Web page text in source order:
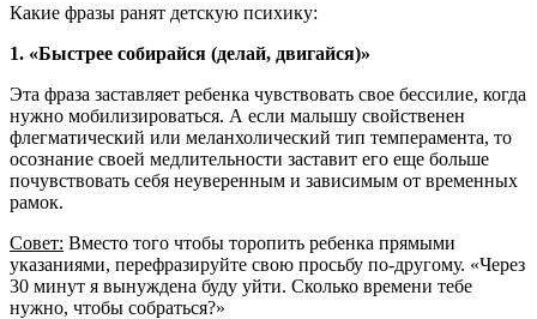
Какие фразы ранят детскую психику:
1. «Быстрее собирайся (делай, двигайся)»
Эта фраза заставляет ребенка чувствовать свое бессилие, когда
нужно мобилизироваться. А если малышу свойственен
флегматический или меланхолический тип темперамента, то
осознание своей медлительности заставит его еще больше
почувствовать себя неуверенным и зависимым от временных
рамок.
Совет: Вместо того чтобы торопить ребенка прямыми
указаниями, перефразируйте свою просьбу по-другому. «Через
30 минут я вынуждена буду уйти. Сколько времени тебе
нужно, чтобы собраться?»